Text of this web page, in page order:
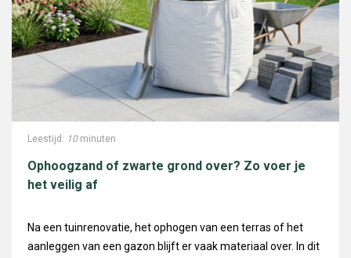
Leestijd: 10minuten
Ophoogzand of zwarte grond over? Zo voer je
het veilig af
Na een tuinrenovatie, het ophogen van een terras of het
aanleggen van een gazon blijft er vaak materiaal over. In dit